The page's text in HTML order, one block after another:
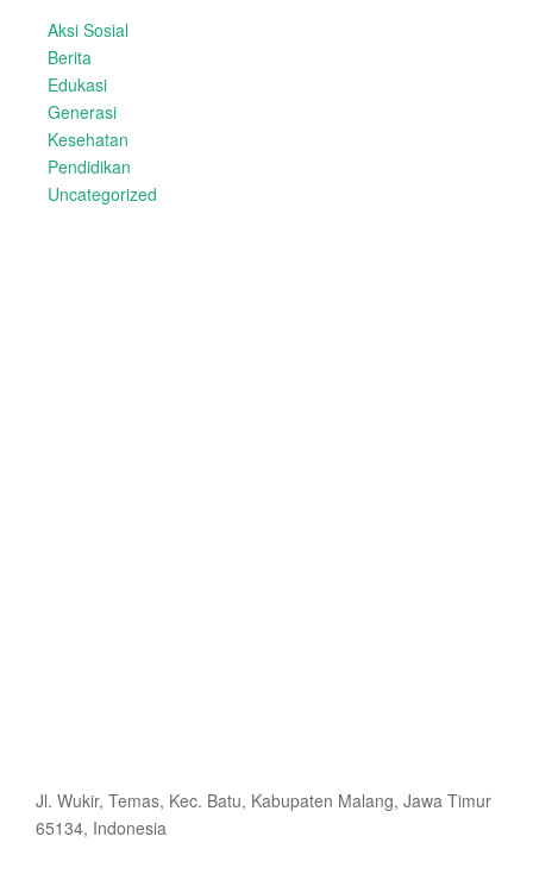
Aksi Sosial
Berita
Edukasi
Generasi
Kesehatan
Pendidikan
Uncategorized
Jl. Wukir, Temas, Kec. Batu, Kabupaten Malang, Jawa Timur
65134, Indonesia